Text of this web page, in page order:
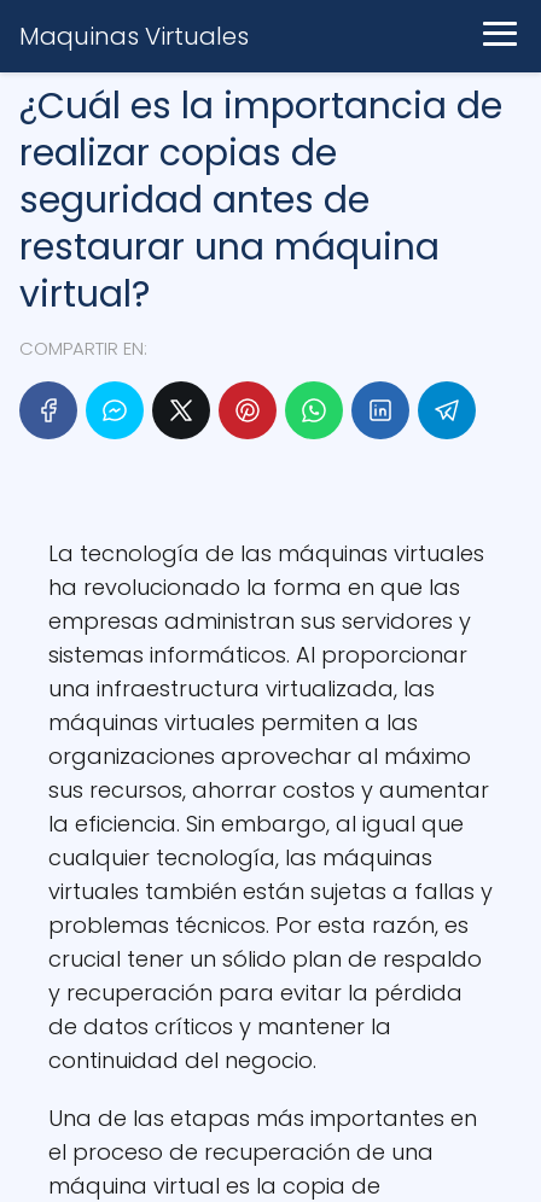
Maquinas Virtuales
¿Cuál es la importancia de
realizar copias de
seguridad antes de
restaurar una máquina
virtual?
COMPARTIR EN:
La tecnología de las máquinas virtuales
ha revolucionado la forma en que las
empresas administran sus servidores y
sistemas informáticos. Al proporcionar
una infraestructura virtualizada, las
máquinas virtuales permiten a las
organizaciones aprovechar al máximo
sus recursos, ahorrar costos y aumentar
la eficiencia. Sin embargo, al igual que
cualquier tecnología, las máquinas
virtuales también están sujetas a fallas y
problemas técnicos. Por esta razón, es
crucial tener un sólido plan de respaldo
y recuperación para evitar la pérdida
de datos críticos y mantener la
continuidad del negocio.
Una de las etapas más importantes en
el proceso de recuperación de una
máquina virtual es la copia de